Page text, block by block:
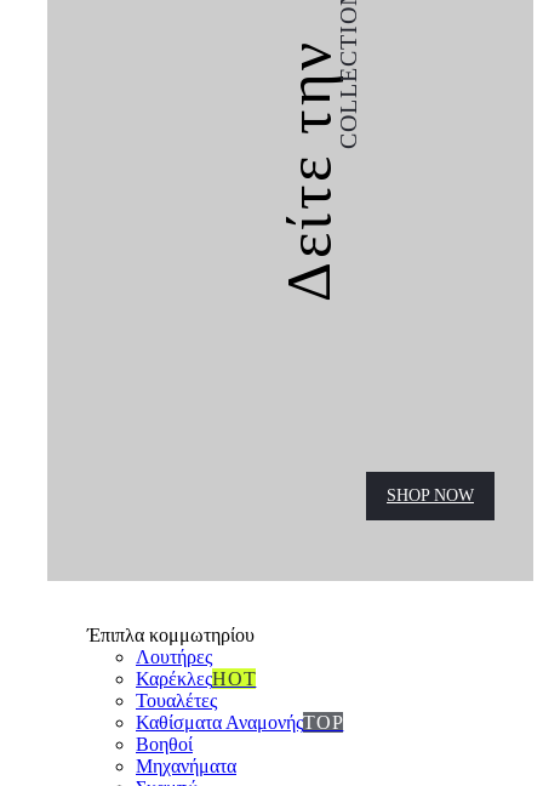
Δείτε τηνCOLLECTION
SHOP NOW
Έπιπλα κομμωτηρίου
Λουτήρες
ΚαρέκλεςHOT
Τουαλέτες
Καθίσματα ΑναμονήςTOP
Βοηθοί
Μηχανήματα